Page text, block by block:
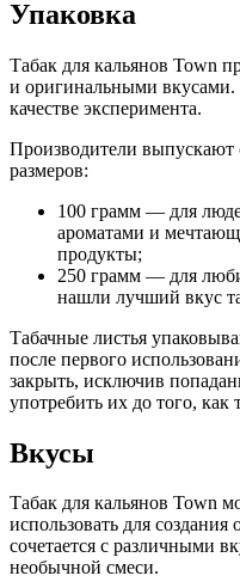
Упаковка
Табак для кальянов Town
и оригинальными вкусами.
качестве эксперимента.
Производители
размеров:
100 грамм — для
ароматами и
продукты;
250 грамм — для
нашли лучший вкус
Табачные листья
после первого
закрыть, исключив
употребить их до того, как
Вкусы
Табак для кальянов Town
использовать для
сочетается с различными
необычной смеси.